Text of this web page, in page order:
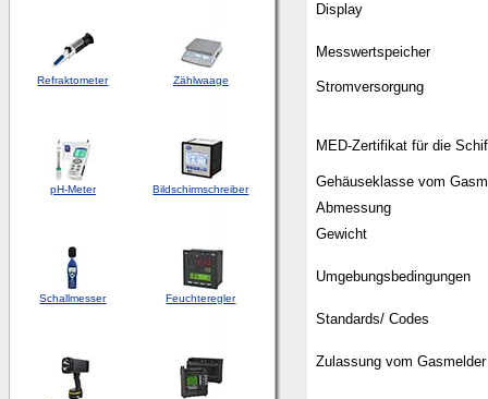
Refraktometer Zählwaage
pH-Meter Bildschirmschreiber
Schallmesser Feuchteregler
Display
Messwertspeicher
Stromversorgung
MED-Zertifikat für die
Gehäuseklasse vom
Abmessung
Gewicht
Umgebungsbedingungen
Standards/ Codes
Zulassung vom Gasmelder